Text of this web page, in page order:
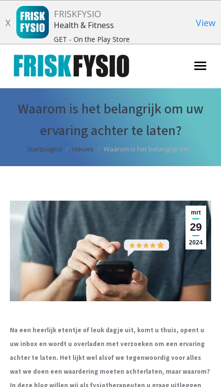
X
FRISKFYSIO
Health & Fitness
GET - On the Play Store
View
Waarom is het belangrijk om uw
ervaring achter te laten?
Je bent hier:
Startpagina nieuws Waarom is het belangrijk om…
mrt
29
2024
Na een heerlijk etentje of leuk dagje uit, komt u thuis, opent u
uw inbox en wordt u overladen met verzoeken om een ervaring
achter te laten. Het lijkt wel alsof we tegenwoordig voor alles
wat we doen een waardering moeten achterlaten, maar waarom?